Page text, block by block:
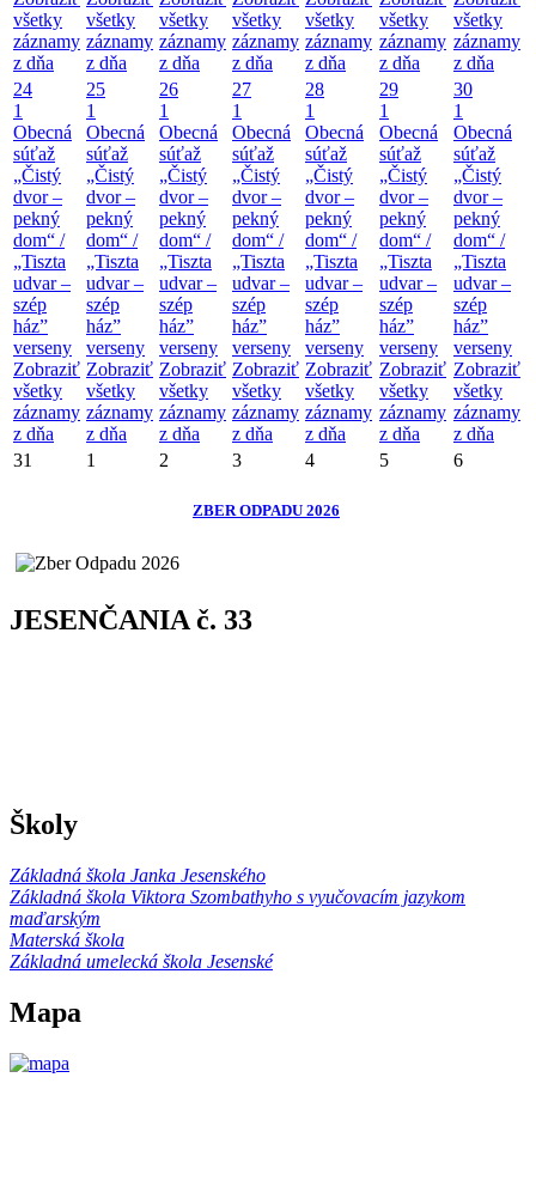
všetky
záznamy
z dňa
všetky
záznamy
z dňa
všetky
záznamy
z dňa
všetky
záznamy
z dňa
všetky
záznamy
z dňa
všetky
záznamy
z dňa
všetky
záznamy
z dňa
24
1
Obecná
súťaž
„Čistý
dvor –
pekný
dom“ /
„Tiszta
udvar –
szép
ház”
verseny
Zobraziť
všetky
záznamy
z dňa
25
1
Obecná
súťaž
„Čistý
dvor –
pekný
dom“ /
„Tiszta
udvar –
szép
ház”
verseny
Zobraziť
všetky
záznamy
z dňa
26
1
Obecná
súťaž
„Čistý
dvor –
pekný
dom“ /
„Tiszta
udvar –
szép
ház”
verseny
Zobraziť
všetky
záznamy
z dňa
27
1
Obecná
súťaž
„Čistý
dvor –
pekný
dom“ /
„Tiszta
udvar –
szép
ház”
verseny
Zobraziť
všetky
záznamy
z dňa
28
1
Obecná
súťaž
„Čistý
dvor –
pekný
dom“ /
„Tiszta
udvar –
szép
ház”
verseny
Zobraziť
všetky
záznamy
z dňa
29
1
Obecná
súťaž
„Čistý
dvor –
pekný
dom“ /
„Tiszta
udvar –
szép
ház”
verseny
Zobraziť
všetky
záznamy
z dňa
30
1
Obecná
súťaž
„Čistý
dvor –
pekný
dom“ /
„Tiszta
udvar –
szép
ház”
verseny
Zobraziť
všetky
záznamy
z dňa
31
1 2 3 4 5 6
ZBER ODPADU 2026
JESENČANIA č. 33
Školy
Základná škola Janka Jesenského
Základná škola Viktora Szombathyho s vyučovacím jazykom
maďarským
Materská škola
Základná umelecká škola Jesenské
Mapa